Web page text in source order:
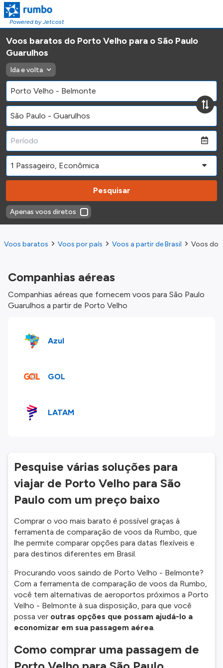
Powered by Jetcost
Voos baratos do Porto Velho para o São Paulo
Guarulhos
Ida e volta
Pesquisar
Apenas voos diretos
Voos baratos Voos por país Voos a partir de Brasil Voos do
Companhias aéreas
Companhias aéreas que fornecem voos para São Paulo
Guarulhos a partir de Porto Velho
Azul
GOL
LATAM
Pesquise várias soluções para
viajar de Porto Velho para São
Paulo com um preço baixo
Comprar o voo mais barato é possível graças à
ferramenta de comparação de voos da Rumbo, que
lhe permite comparar opções para datas flexíveis e
para destinos diferentes em Brasil.
Procurando voos saindo de Porto Velho - Belmonte?
Com a ferramenta de comparação de voos da Rumbo,
você tem alternativas de aeroportos próximos a Porto
Velho - Belmonte à sua disposição, para que você
possa ver outras opções que possam ajudá-lo a
economizar em sua passagem aérea.
Como comprar uma passagem de